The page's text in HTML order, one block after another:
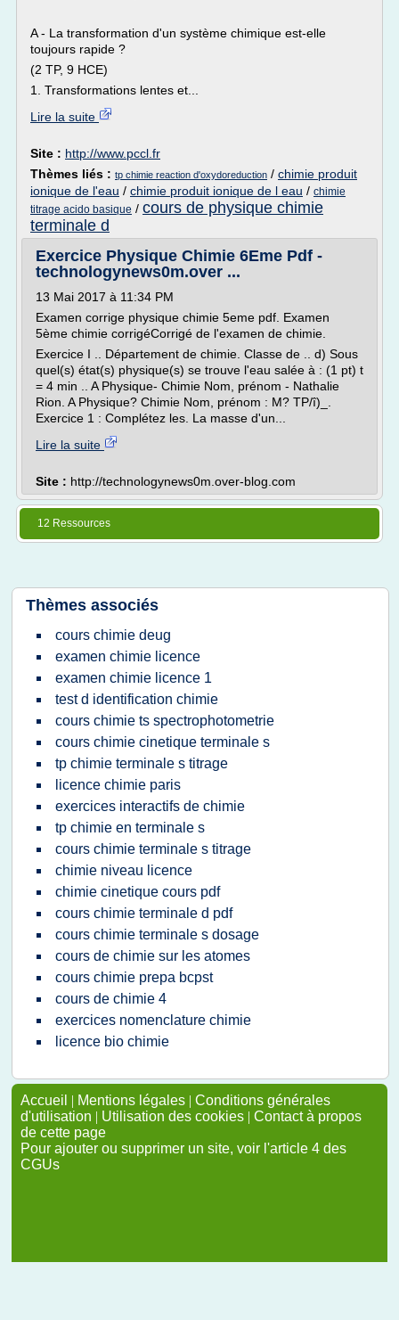
A - La transformation d'un système chimique est-elle
toujours rapide ?
(2 TP, 9 HCE)
1. Transformations lentes et...
Lire la suite
Site : http://www.pccl.fr
Thèmes liés : tp chimie reaction d'oxydoreduction / chimie produit
ionique de l'eau / chimie produit ionique de l eau / chimie
titrage acido basique / cours de physique chimie
terminale d
Exercice Physique Chimie 6Eme Pdf -
technologynews0m.over ...
13 Mai 2017 à 11:34 PM
Examen corrige physique chimie 5eme pdf. Examen
5ème chimie corrigéCorrigé de l'examen de chimie.
Exercice I .. Département de chimie. Classe de .. d) Sous
quel(s) état(s) physique(s) se trouve l'eau salée à : (1 pt) t
= 4 min .. A Physique- Chimie Nom, prénom - Nathalie
Rion. A Physique? Chimie Nom, prénom : M? TP/î)_.
Exercice 1 : Complétez les. La masse d'un...
Lire la suite
Site : http://technologynews0m.over-blog.com
12 Ressources
Thèmes associés
cours chimie deug
examen chimie licence
examen chimie licence 1
test d identification chimie
cours chimie ts spectrophotometrie
cours chimie cinetique terminale s
tp chimie terminale s titrage
licence chimie paris
exercices interactifs de chimie
tp chimie en terminale s
cours chimie terminale s titrage
chimie niveau licence
chimie cinetique cours pdf
cours chimie terminale d pdf
cours chimie terminale s dosage
cours de chimie sur les atomes
cours chimie prepa bcpst
cours de chimie 4
exercices nomenclature chimie
licence bio chimie
Accueil | Mentions légales | Conditions générales
d'utilisation | Utilisation des cookies | Contact à propos
de cette page
Pour ajouter ou supprimer un site, voir l'article 4 des
CGUs